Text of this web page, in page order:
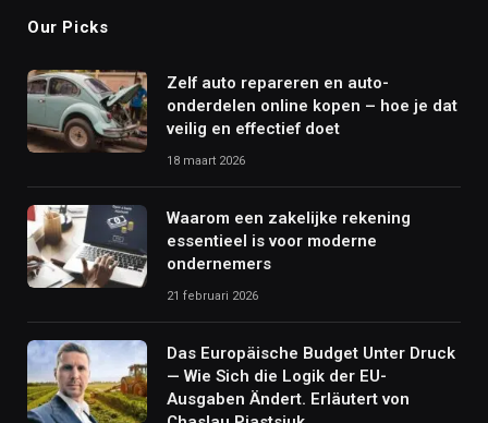
Our Picks
Zelf auto repareren en auto-
onderdelen online kopen – hoe je dat
veilig en effectief doet
18 maart 2026
Waarom een zakelijke rekening
essentieel is voor moderne
ondernemers
21 februari 2026
Das Europäische Budget Unter Druck
— Wie Sich die Logik der EU-
Ausgaben Ändert. Erläutert von